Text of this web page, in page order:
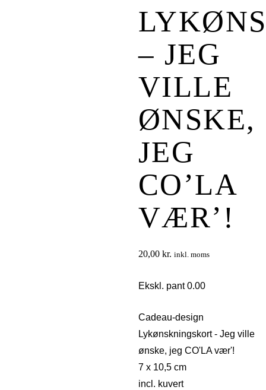
– JEG
VILLE
ØNSKE,
JEG
CO’LA
VÆR’!
20,00 kr. inkl. moms
Ekskl. pant 0.00
Cadeau-design
Lykønskningskort - Jeg ville
ønske, jeg CO'LA vær'!
7 x 10,5 cm
incl. kuvert